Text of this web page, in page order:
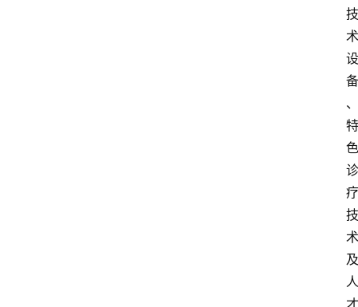
技
术
设
备
、
特
色
诊
疗
技
术
及
人
才